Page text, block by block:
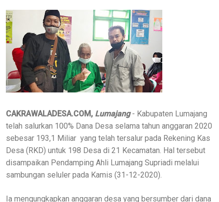
CAKRAWALADESA.COM, Lumajang- Kabupaten Lumajang
telah salurkan 100% Dana Desa selama tahun anggaran 2020
sebesar 193,1 Miliar yang telah tersalur pada Rekening Kas
Desa (RKD) untuk 198 Desa di 21 Kecamatan. Hal tersebut
disampaikan Pendamping Ahli Lumajang Supriadi melalui
sambungan seluler pada Kamis (31-12-2020).
Ia mengungkapkan anggaran desa yang bersumber dari dana